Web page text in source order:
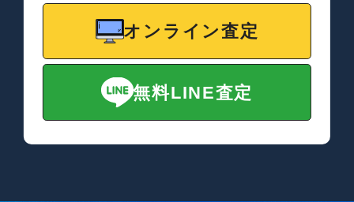
オンライン査定
無料LINE査定